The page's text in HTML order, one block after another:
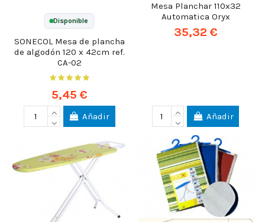
Disponible
SONECOL Mesa de plancha
de algodón 120 x 42cm ref.
CA-02
5,45 €
Añadir
Mesa Planchar 110x32
Automatica Oryx
35,32 €
Añadir